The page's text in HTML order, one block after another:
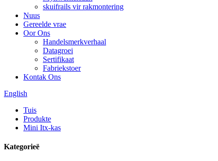
skuifrails vir rakmontering
Nuus
Gereelde vrae
Oor Ons
Handelsmerkverhaal
Datagroei
Sertifikaat
Fabriekstoer
Kontak Ons
English
Tuis
Produkte
Mini Itx-kas
Kategorieë